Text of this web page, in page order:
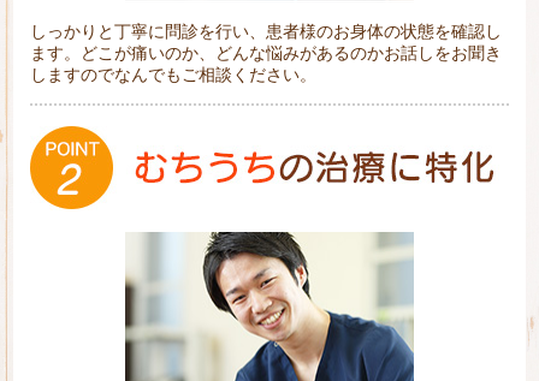
しっかりと丁寧に問診を行い、患者様のお身体の状態を確認し
ます。どこが痛いのか、どんな悩みがあるのかお話しをお聞き
しますのでなんでもご相談ください。